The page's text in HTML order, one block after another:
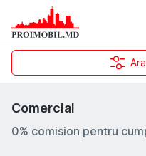
Comercial
0% comision pentru